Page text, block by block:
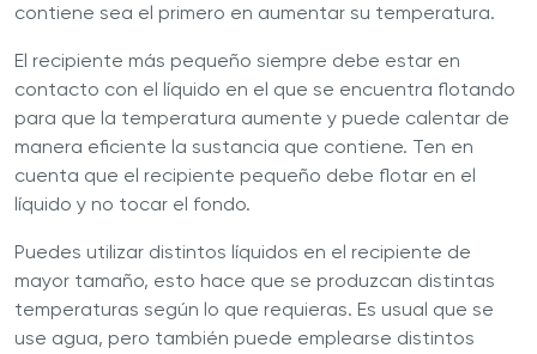
contiene sea el primero en aumentar su temperatura.
El recipiente más pequeño siempre debe estar en
contacto con el líquido en el que se encuentra flotando
para que la temperatura aumente y puede calentar de
manera eficiente la sustancia que contiene. Ten en
cuenta que el recipiente pequeño debe flotar en el
líquido y no tocar el fondo.
Puedes utilizar distintos líquidos en el recipiente de
mayor tamaño, esto hace que se produzcan distintas
temperaturas según lo que requieras. Es usual que se
use agua, pero también puede emplearse distintos